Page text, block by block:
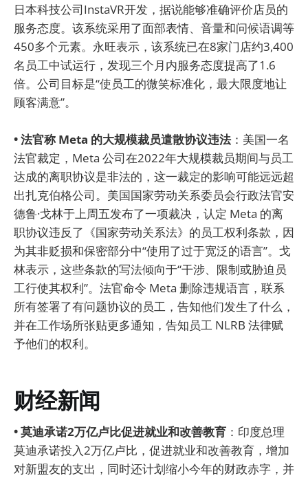
日本科技公司InstaVR开发，据说能够准确评价店员的
服务态度。该系统采用了面部表情、音量和问候语调等
450多个元素。永旺表示，该系统已在8家门店约3,400
名员工中试运行，发现三个月内服务态度提高了1.6
倍。公司目标是“使员工的微笑标准化，最大限度地让
顾客满意”。
• 法官称 Meta 的大规模裁员遣散协议违法 ：美国一名
法官裁定，Meta 公司在2022年大规模裁员期间与员工
达成的离职协议是非法的，这一裁定的影响可能远远超
出扎克伯格公司。美国国家劳动关系委员会行政法官安
德鲁·戈林于上周五发布了一项裁决，认定 Meta 的离
职协议违反了《国家劳动关系法》的员工权利条款，因
为其非贬损和保密部分中“使用了过于宽泛的语言”。戈
林表示，这些条款的写法倾向于“干涉、限制或胁迫员
工行使其权利”。法官命令 Meta 删除违规语言，联系
所有签署了有问题协议的员工，告知他们发生了什么，
并在工作场所张贴更多通知，告知员工 NLRB 法律赋
予他们的权利。
财经新闻
• 莫迪承诺2万亿卢比促进就业和改善教育 ：印度总理
莫迪承诺投入2万亿卢比，促进就业和改善教育，增加
对新盟友的支出，同时还计划缩小今年的财政赤字，并